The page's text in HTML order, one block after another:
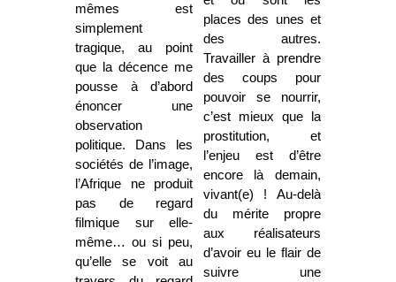
mêmes est
simplement
tragique, au point
que la décence me
pousse à d’abord
énoncer une
observation
politique. Dans les
sociétés de l’image,
l’Afrique ne produit
pas de regard
filmique sur elle-
même… ou si peu,
qu’elle se voit au
places des unes et
des autres.
Travailler à prendre
des coups pour
pouvoir se nourrir,
c’est mieux que la
prostitution, et
l’enjeu est d’être
encore là demain,
vivant(e) ! Au-delà
du mérite propre
aux réalisateurs
d’avoir eu le flair de
suivre une